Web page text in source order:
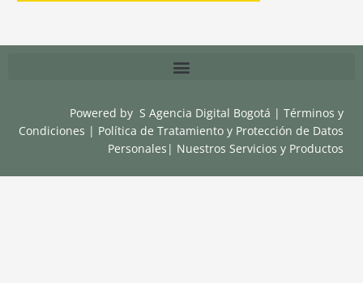
Powered by S Agencia Digital Bogotá |Términos y
Condiciones | Política de Tratamiento y Protección de Datos
Personales | Nuestros Servicios y Productos